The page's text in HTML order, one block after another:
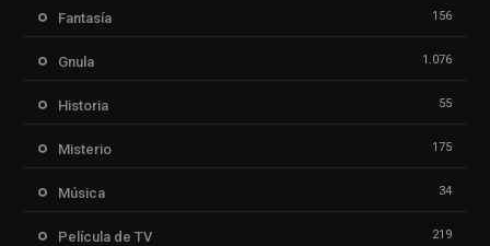
Fantasía 156
Gnula 1.076
Historia 55
Misterio 175
Música 34
Película de TV 219